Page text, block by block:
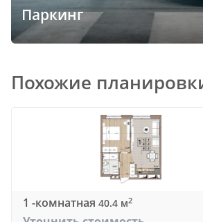
Паркинг
Похожие
1 -комнатная 40.4 м2